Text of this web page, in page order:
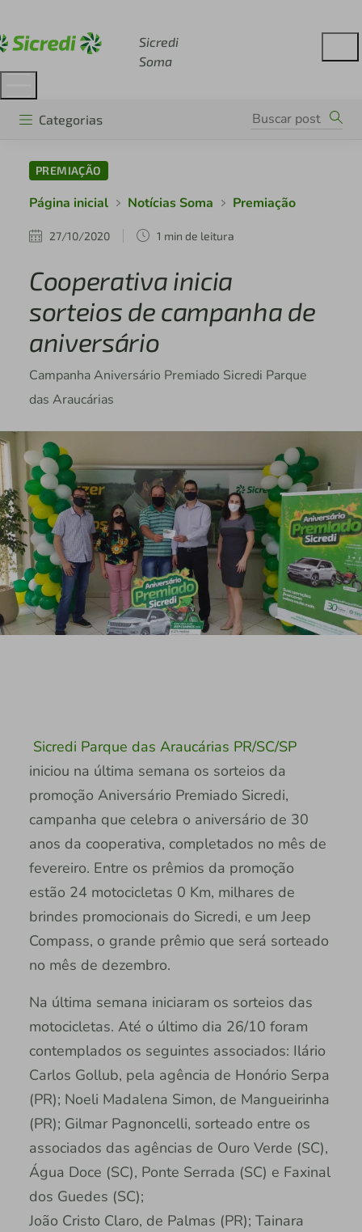
Sicredi
Soma
Categorias
PREMIAÇÃO
Página inicial Notícias Soma Premiação
27/10/2020 1 min de leitura
Cooperativa inicia
sorteios de campanha de
aniversário
Campanha Aniversário Premiado Sicredi Parque
das Araucárias
Sicredi Parque das Araucárias PR/SC/SP
iniciou na última semana os sorteios da
promoção Aniversário Premiado Sicredi,
campanha que celebra o aniversário de 30
anos da cooperativa, completados no mês de
fevereiro. Entre os prêmios da promoção
estão 24 motocicletas 0 Km, milhares de
brindes promocionais do Sicredi, e um Jeep
Compass, o grande prêmio que será sorteado
no mês de dezembro.
Na última semana iniciaram os sorteios das
motocicletas. Até o último dia 26/10 foram
contemplados os seguintes associados: Ilário
Carlos Gollub, pela agência de Honório Serpa
(PR); Noeli Madalena Simon, de Mangueirinha
(PR); Gilmar Pagnoncelli, sorteado entre os
associados das agências de Ouro Verde (SC),
Água Doce (SC), Ponte Serrada (SC) e Faxinal
dos Guedes (SC);
João Cristo Claro, de Palmas (PR); Tainara